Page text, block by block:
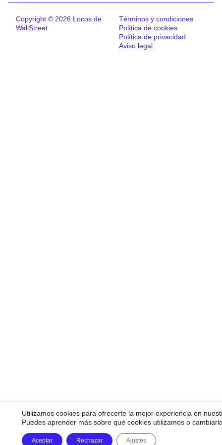
Copyright © 2026 Locos de
WallStreet
Términos y condiciones
Política de cookies
Política de privacidad
Aviso legal
Utilizamos cookies para ofrecerte la mejor experiencia en
Puedes aprender más sobre qué cookies utilizamos o
Aceptar Rechazar Ajustes